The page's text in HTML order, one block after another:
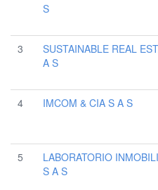
S
3
SUSTAINABLE REAL
A S
4
IMCOM & CIA S A S
5
LABORATORIO
S A S